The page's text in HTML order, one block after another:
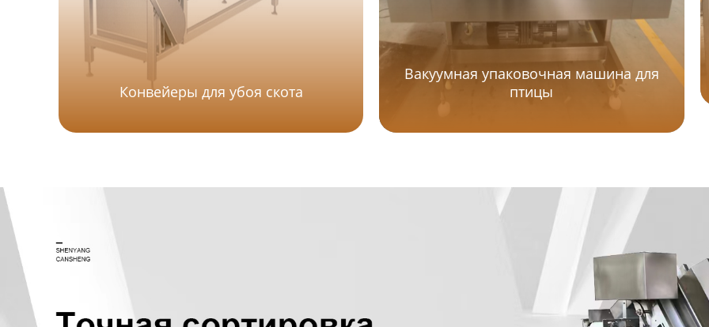
Конвейеры для убоя скота
Вакуумная упаковочная машина для
птицы